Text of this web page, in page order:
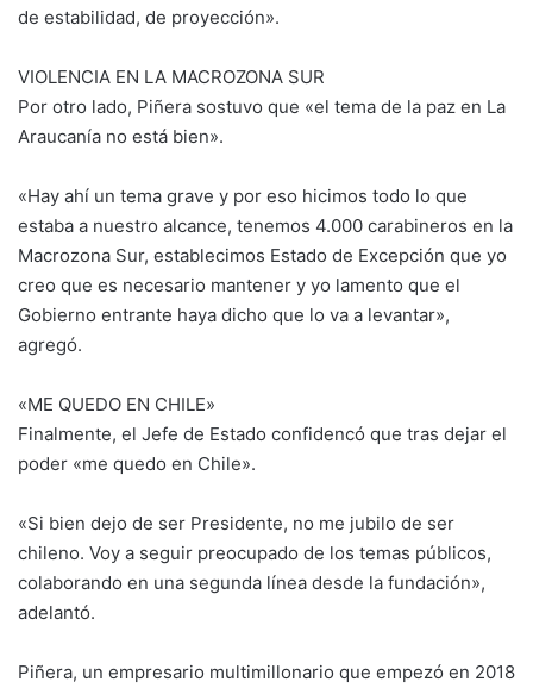
de estabilidad, de proyección».
VIOLENCIA EN LA MACROZONA SUR
Por otro lado, Piñera sostuvo que «el tema de la paz en La
Araucanía no está bien».
«Hay ahí un tema grave y por eso hicimos todo lo que
estaba a nuestro alcance, tenemos 4.000 carabineros en la
Macrozona Sur, establecimos Estado de Excepción que yo
creo que es necesario mantener y yo lamento que el
Gobierno entrante haya dicho que lo va a levantar»,
agregó.
«ME QUEDO EN CHILE»
Finalmente, el Jefe de Estado confidencó que tras dejar el
poder «me quedo en Chile».
«Si bien dejo de ser Presidente, no me jubilo de ser
chileno. Voy a seguir preocupado de los temas públicos,
colaborando en una segunda línea desde la fundación»,
adelantó.
Piñera, un empresario multimillonario que empezó en 2018